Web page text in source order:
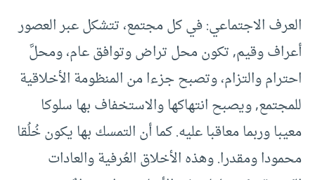
العرف الاجتماعي: في كل مجتمع، تتشكل عبر العصور
أعراف وقيم, تكون محل تراض وتوافق عام، ومحلَّ
احترام والتزام، وتصبح جزءا من المنظومة الأخلاقية
للمجتمع, ويصبح انتهاكها والاستخفاف بها سلوكا
معيبا وربما معاقبا عليه. كما أن التمسك بها يكون خُلُقا
محمودا ومقدرا. وهذه الأخلاق العُرفية والعادات